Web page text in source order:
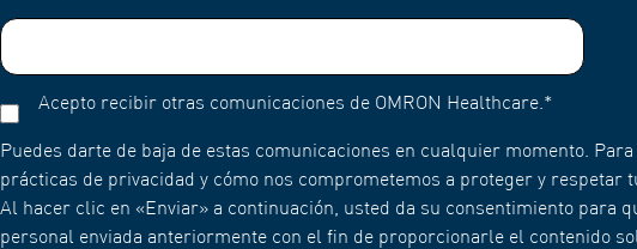
Acepto recibir otras comunicaciones de OMRON Healthcare.*
Puedes darte de baja de estas comunicaciones en cualquier momento.
prácticas de privacidad y cómo nos comprometemos a proteger y
Al hacer clic en «Enviar» a continuación, usted da su consentimiento para
personal enviada anteriormente con el fin de proporcionarle el contenido